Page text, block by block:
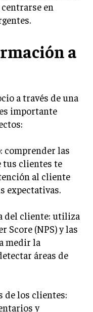
DEL CLIENTE
Y CADENA DE
DEL
en
a
a través de una
importante
comprender las
tus clientes te
al cliente
expectativas.
del cliente: utiliza
Score (NPS) y las
medir la
áreas de
de los clientes:
y